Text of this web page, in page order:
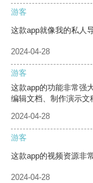
游客
这款app就像我的私人
2024-04-28
游客
这款app的功能非常强
编辑文档、制作演示文
2024-04-28
游客
这款app的视频资源非
2024-04-28